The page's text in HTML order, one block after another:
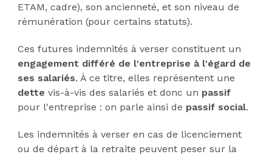
ETAM, cadre), son ancienneté, et son niveau de
rémunération (pour certains statuts).
Ces futures indemnités à verser constituent un
engagement différé de l'entreprise à l'égard de
ses salariés. À ce titre, elles représentent une
dette vis-à-vis des salariés et donc un passif
pour l'entreprise : on parle ainsi de passif social.
Les indemnités à verser en cas de licenciement
ou de départ à la retraite peuvent peser sur la